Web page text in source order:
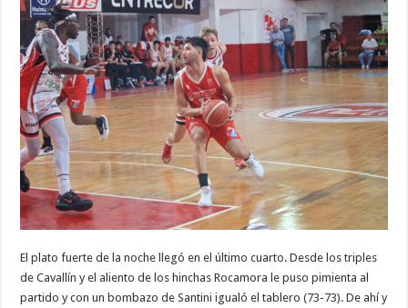
El plato fuerte de la noche llegó en el último cuarto. Desde los triples
de Cavallín y el aliento de los hinchas Rocamora le puso pimienta al
partido y con un bombazo de Santini igualó el tablero (73-73). De ahí y